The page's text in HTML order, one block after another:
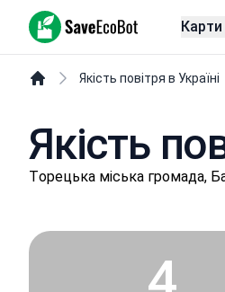
SaveEcoBot Карти
Якість повітря в Україні
Якість
Тopeцькa міська громада,